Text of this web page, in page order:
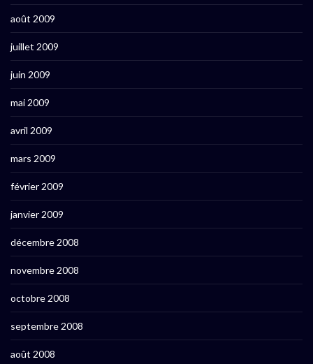
août 2009
juillet 2009
juin 2009
mai 2009
avril 2009
mars 2009
février 2009
janvier 2009
décembre 2008
novembre 2008
octobre 2008
septembre 2008
août 2008